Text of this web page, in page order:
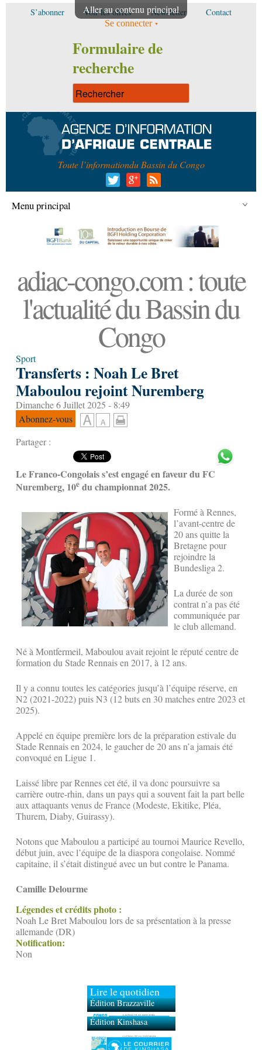
Aller au contenu principal
S’abonner Voir les offres Newsletter Contact
Se connecter
Formulaire de
recherche
Toute l’informationdu Bassin du Congo
Menu principal
adiac-congo.com : toute
l'actualité du Bassin du
Congo
Sport
Transferts : Noah Le Bret
Maboulou rejoint Nuremberg
Dimanche 6 Juillet 2025 - 8:49
Abonnez-vous
Partager :
Le Franco-Congolais s’est engagé en faveur du FC
Nuremberg, 10e du championnat 2025.
Formé à Rennes,
l’avant-centre de
20 ans quitte la
Bretagne pour
rejoindre la
Bundesliga 2.
La durée de son
contrat n’a pas été
communiquée par
le club allemand.
Né à Montfermeil, Maboulou avait rejoint le réputé centre de
formation du Stade Rennais en 2017, à 12 ans.
Il y a connu toutes les catégories jusqu’à l’équipe réserve, en
N2 (2021-2022) puis N3 (12 buts en 30 matches entre 2023 et
2025).
Appelé en équipe première lors de la préparation estivale du
Stade Rennais en 2024, le gaucher de 20 ans n’a jamais été
convoqué en Ligue 1.
Laissé libre par Rennes cet été, il va donc poursuivre sa
carrière outre-rhin, dans un pays qui a souvent fait la part belle
aux attaquants venus de France (Modeste, Ekitike, Pléa,
Thurem, Diaby, Guirassy).
Notons que Maboulou a participé au tournoi Maurice Revello,
début juin, avec l’équipe de la diaspora congolaise. Nommé
capitaine, il s’était distingué avec un but contre le Panama.
Camille Delourme
Légendes et crédits photo :
Noah Le Bret Maboulou lors de sa présentation à la presse
allemande (DR)
Notification:
Non
Lire le quotidien
Édition Brazzaville
Édition Kinshasa